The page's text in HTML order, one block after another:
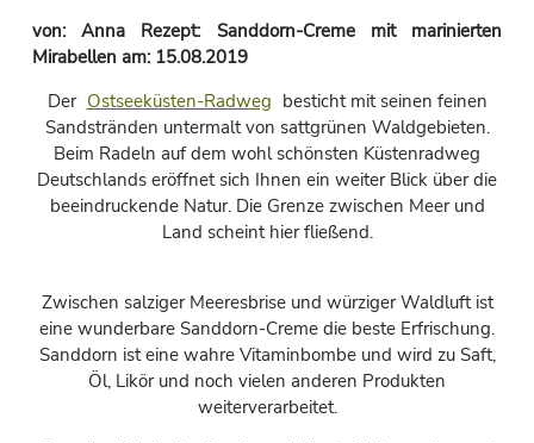
von:Anna Rezept: Sanddorn-Creme mit marinierten
Mirabellen am: 15.08.2019
Der Ostseeküsten-Radweg besticht mit seinen feinen
Sandstränden untermalt von sattgrünen Waldgebieten.
Beim Radeln auf dem wohl schönsten Küstenradweg
Deutschlands eröffnet sich Ihnen ein weiter Blick über die
beeindruckende Natur. Die Grenze zwischen Meer und
Land scheint hier fließend.
Zwischen salziger Meeresbrise und würziger Waldluft ist
eine wunderbare Sanddorn-Creme die beste Erfrischung.
Sanddorn ist eine wahre Vitaminbombe und wird zu Saft,
Öl, Likör und noch vielen anderen Produkten
weiterverarbeitet.